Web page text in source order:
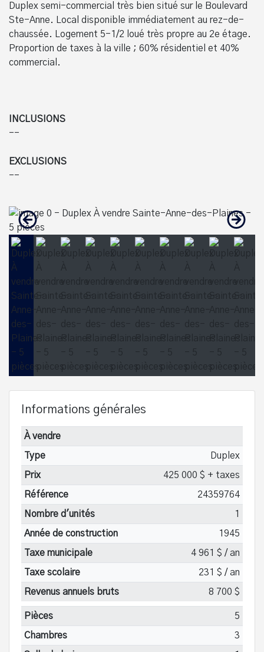
Duplex semi-commercial très bien situé sur le Boulevard
Ste-Anne. Local disponible immédiatement au rez-de-
chaussée. Logement 5-1/2 loué très propre au 2e étage.
Proportion de taxes à la ville ; 60% résidentiel et 40%
commercial.
INCLUSIONS
--
EXCLUSIONS
--
Informations générales
À vendre
Type Duplex
Prix 425 000 $ + taxes
Référence 24359764
Nombre d'unités 1
Année de construction 1945
Taxe municipale 4 961 $ / an
Taxe scolaire 231 $ / an
Revenus annuels bruts 8 700 $
Pièces 5
Chambres 3